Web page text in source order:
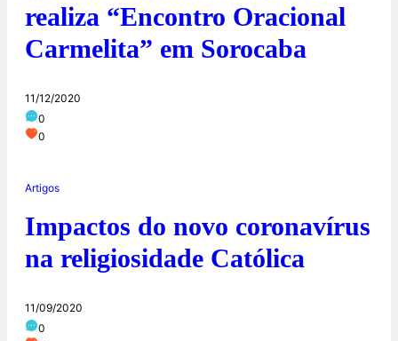
realiza “Encontro Oracional
Carmelita” em Sorocaba
11/12/2020
0
0
Artigos
Impactos do novo coronavírus
na religiosidade Católica
11/09/2020
0